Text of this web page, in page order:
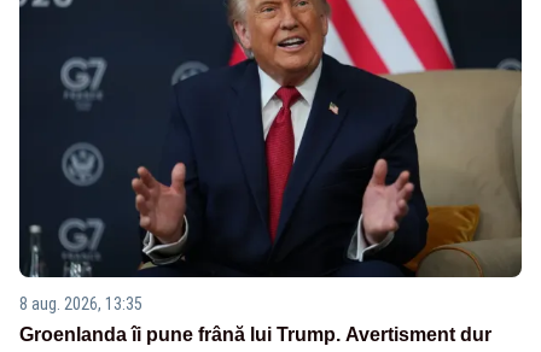
8 aug. 2026, 13:35
Groenlanda îi pune frână lui Trump. Avertisment dur